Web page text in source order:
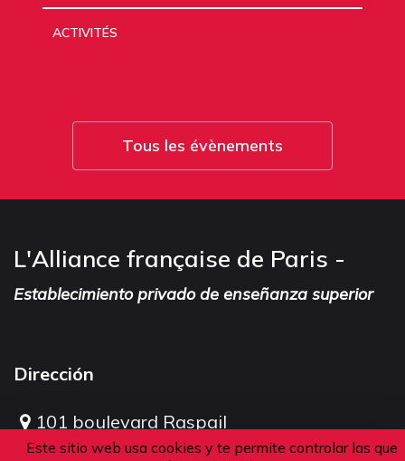
Este sitio web usa cookies y te permite controlar las que
ACTIVITÉS
Tous les évènements
L'Alliance française de Paris -
Establecimiento privado de enseñanza superior
Dirección
101 boulevard Raspail
75006 Paris